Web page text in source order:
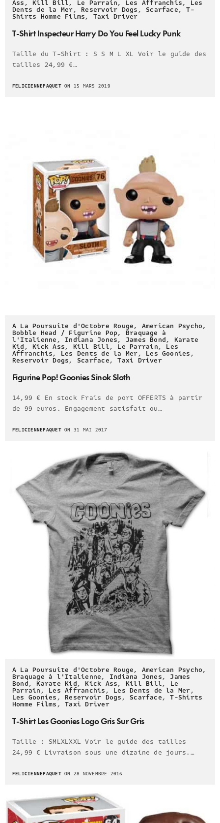
Ass,Kill Bill, Le Parrain, Les Affranchis, Les
Dents de la Mer,Reservoir Dogs,Scarface,T-
Shirts Homme Films, Taxi Driver
T-Shirt Inspecteur Harry Do You Feel Lucky Punk
Taille du T-Shirt : S S M L XL Voir le guide des
tailles 24,99 €…
FELICIENNEPAQUETON 15 MARS 2019
A La Poursuite d'Octobre Rouge, American Psycho,
Bobble Head / Figurine Pop, Braquage à
l'Italienne, Indiana Jones, James Bond, Karate
Kid,Kick Ass, Kill Bill, Le Parrain, Les
Affranchis, Les Dents de la Mer, Les Goonies,
Reservoir Dogs, Scarface,Taxi Driver
Figurine Pop! Goonies Sinok Sloth
14,99 € En stock Frais de port OFFERTS à partir
de 99 euros. Engagement satisfait ou…
FELICIENNEPAQUETON 31 MAI 2017
A La Poursuite d'Octobre Rouge, American Psycho,
Braquage à l'Italienne, Indiana Jones, James
Bond,Karate Kid,Kick Ass, Kill Bill, Le
Parrain, Les Affranchis, Les Dents de la Mer,
Les Goonies,Reservoir Dogs,Scarface,T-Shirts
Homme Films,Taxi Driver
T-Shirt Les Goonies Logo Gris Sur Gris
Taille : SMLXLXXL Voir le guide des tailles
24,99 € Livraison sous une dizaine de jours.…
FELICIENNEPAQUETON 28 NOVEMBRE 2016